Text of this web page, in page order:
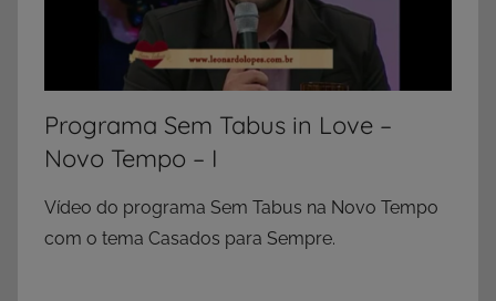
Programa Sem Tabus in Love –
Novo Tempo – I
Vídeo do programa Sem Tabus na Novo Tempo
com o tema Casados para Sempre.